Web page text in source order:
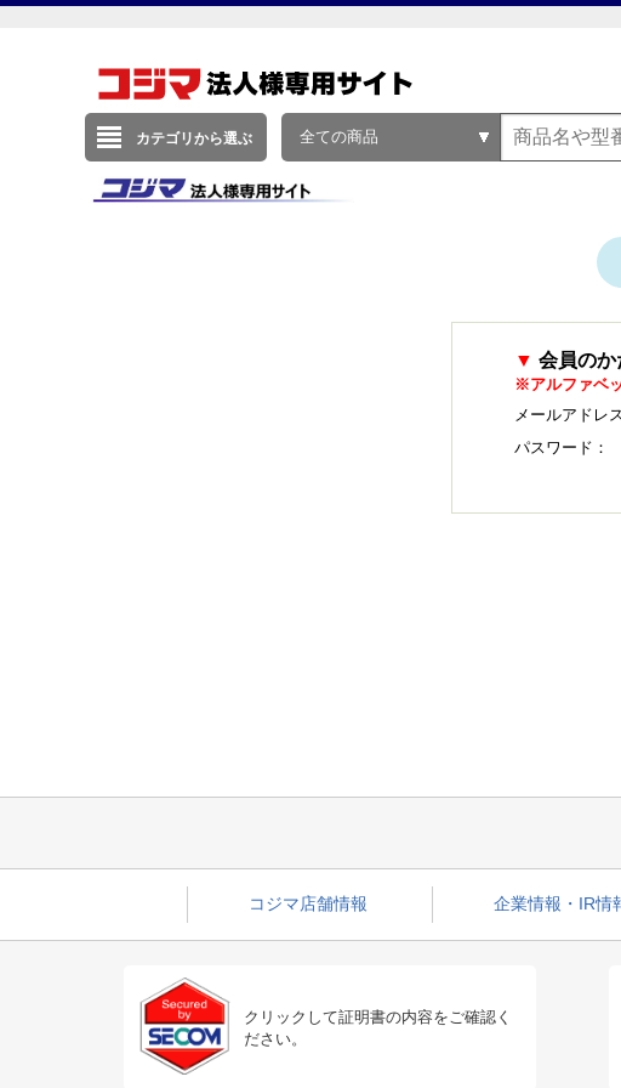
カテゴリから選ぶ 全ての商品
▼ 会員のか
※アルファベ
メールアドレ
パスワード：
コジマ店舗情報 企業情報・IR情
クリックして証明書の内容をご確認く
ださい。